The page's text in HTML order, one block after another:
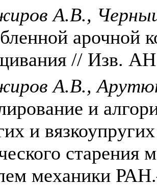
А.В.,
арочной
// Изв.
А.В.,
и
и
старения
механики